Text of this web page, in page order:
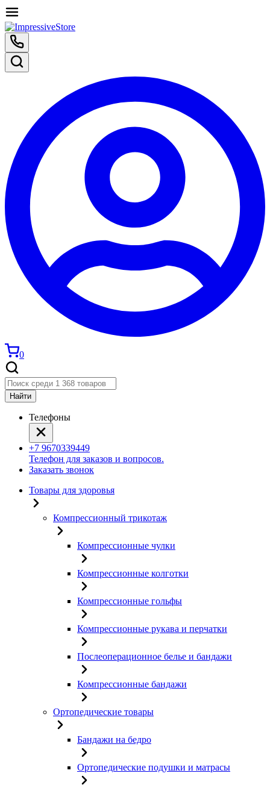
0
Найти
Телефоны
+7 9670339449
Телефон для заказов и вопросов.
Заказать звонок
Товары для здоровья
Компрессионный трикотаж
Компрессионные чулки
Компрессионные колготки
Компрессионные гольфы
Компрессионные рукава и перчатки
Послеоперационное белье и бандажи
Компрессионные бандажи
Ортопедические товары
Бандажи на бедро
Ортопедические подушки и матрасы